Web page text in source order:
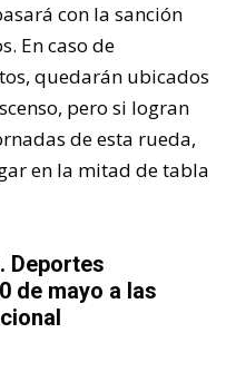
con la sanción
En caso de
quedarán ubicados
pero si logran
de esta rueda,
en la mitad de tabla
Deportes
de mayo a las